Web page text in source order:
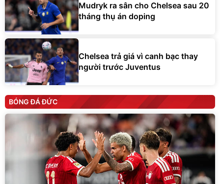
Mudryk ra sân cho Chelsea sau 20
tháng thụ án doping
Chelsea trả giá vì canh bạc thay
người trước Juventus
BÓNG ĐÁ ĐỨC